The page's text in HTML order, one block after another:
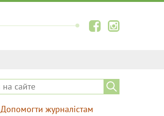
Допомогти журналістам